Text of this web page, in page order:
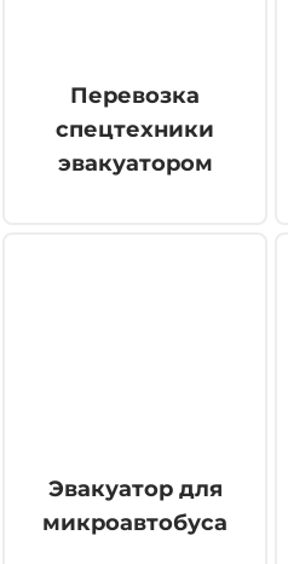
Перевозка
спецтехники
эвакуатором
Эвакуатор для
микроавтобуса